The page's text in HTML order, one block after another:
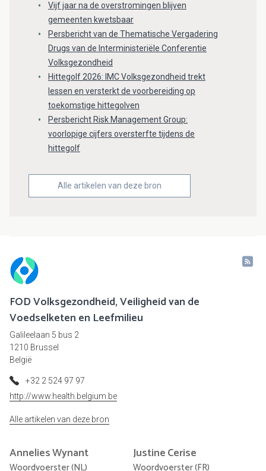
Vijf jaar na de overstromingen blijven
gemeenten kwetsbaar
Persbericht van de Thematische Vergadering
Drugs van de Interministeriële Conferentie
Volksgezondheid
Hittegolf 2026: IMC Volksgezondheid trekt
lessen en versterkt de voorbereiding op
toekomstige hittegolven
Persbericht Risk Management Group:
voorlopige cijfers oversterfte tijdens de
hittegolf
Alle artikelen van deze bron
FOD Volksgezondheid, Veiligheid van de
Voedselketen en Leefmilieu
Galileelaan 5 bus 2
1210 Brussel
België
+32 2 524 97 97
http://www.health.belgium.be
Alle artikelen van deze bron
AnneliesWynant
Woordvoerster (NL)
JustineCerise
Woordvoerster (FR)